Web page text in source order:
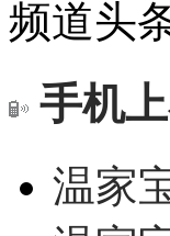
频道头
手机
温家